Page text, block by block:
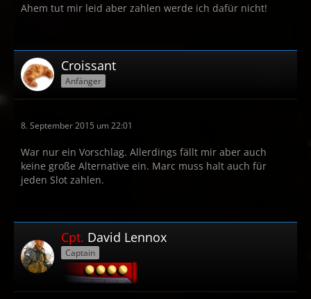
Ahem tut mir leid aber zahlen werde ich dafür nicht!
Croissant
Anfänger
8. September 2015 um 22:01
War nur ein Vorschlag. Allerdings fällt mir aber auch
keine große Alternative ein. Marc muss halt auch für
jeden Slot zahlen.
Cpt. David Lennox
Captain